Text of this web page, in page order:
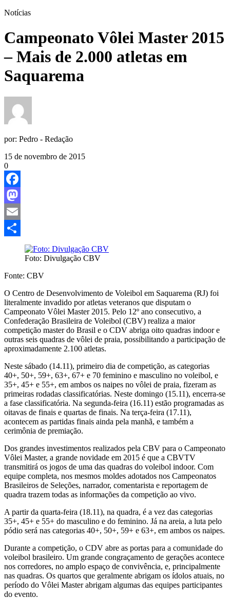
Notícias
Campeonato Vôlei Master 2015
– Mais de 2.000 atletas em
Saquarema
por: Pedro - Redação
15 de novembro de 2015
0
Facebook
Mastodon
Email
Foto: Divulgação CBV
Fonte: CBV
O Centro de Desenvolvimento de Voleibol em Saquarema (RJ) foi
literalmente invadido por atletas veteranos que disputam o
Campeonato Vôlei Master 2015. Pelo 12º ano consecutivo, a
Confederação Brasileira de Voleibol (CBV) realiza a maior
competição master do Brasil e o CDV abriga oito quadras indoor e
outras seis quadras de vôlei de praia, possibilitando a participação de
aproximadamente 2.100 atletas.
Neste sábado (14.11), primeiro dia de competição, as categorias
40+, 50+, 59+, 63+, 67+ e 70 feminino e masculino no voleibol, e
35+, 45+ e 55+, em ambos os naipes no vôlei de praia, fizeram as
primeiras rodadas classificatórias. Neste domingo (15.11), encerra-se
a fase classificatória. Na segunda-feira (16.11) estão programadas as
oitavas de finais e quartas de finais. Na terça-feira (17.11),
acontecem as partidas finais ainda pela manhã, e também a
cerimônia de premiação.
Dos grandes investimentos realizados pela CBV para o Campeonato
Vôlei Master, a grande novidade em 2015 é que a CBVTV
transmitirá os jogos de uma das quadras do voleibol indoor. Com
equipe completa, nos mesmos moldes adotados nos Campeonatos
Brasileiros de Seleções, narrador, comentarista e reportagem de
quadra trazem todas as informações da competição ao vivo.
A partir da quarta-feira (18.11), na quadra, é a vez das categorias
35+, 45+ e 55+ do masculino e do feminino. Já na areia, a luta pelo
pódio será nas categorias 40+, 50+, 59+ e 63+, em ambos os naipes.
Durante a competição, o CDV abre as portas para a comunidade do
voleibol brasileiro. Um grande congraçamento de gerações acontece
nos corredores, no amplo espaço de convivência, e, principalmente
nas quadras. Os quartos que geralmente abrigam os ídolos atuais, no
período do Vôlei Master abrigam algumas das equipes participantes
do evento.